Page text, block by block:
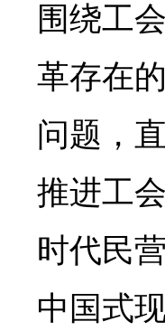
围绕工
革存在
问题，
推进工
时代民
中国式